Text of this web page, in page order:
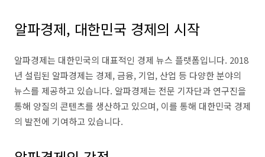
알파경제, 대한민국 경제의 시작
알파경제는 대한민국의 대표적인 경제 뉴스 플랫폼입니다. 2018
년 설립된 알파경제는 경제, 금융, 기업, 산업 등 다양한 분야의
뉴스를 제공하고 있습니다. 알파경제는 전문 기자단과 연구진을
통해 양질의 콘텐츠를 생산하고 있으며, 이를 통해 대한민국 경제
의 발전에 기여하고 있습니다.